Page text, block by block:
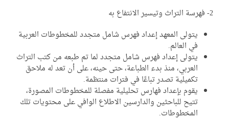
يتولى المعهد إعداد فهرس شامل متجدد للمخطوطات العربية
في العالم.
يتولى إعداد فهرس شامل متجدد لما تم طبعه من كتب التراث
العربي، منذ بدء الطباعة، حتى حينه، على أن تعد له ملاحق
تكميلية تصدر تباعًا في فترات منتظمة.
يقوم بإعداد فهارس تحليلية مفصلة للمخطوطات المصورة،
تتيح للباحثين والدارسين الاطلاع الوافي على محتويات تلك
المخطوطات.